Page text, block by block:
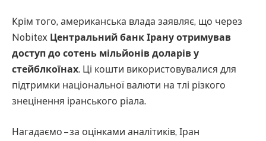
Крім того, американська влада заявляє, що через
Nobitex Центральний банк Ірану отримував
доступ до сотень мільйонів доларів у
стейблкоїнах. Ці кошти використовувалися для
підтримки національної валюти на тлі різкого
знецінення іранського ріала.
Нагадаємо – за оцінками аналітиків, Іран